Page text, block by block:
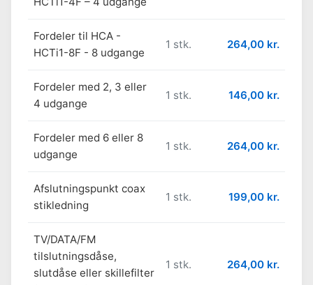
Fordeler til HCA -
HCTi1-8F - 8 udgange
1 stk. 264,00 kr.
Fordeler med 2, 3 eller
4 udgange
1 stk. 146,00 kr.
Fordeler med 6 eller 8
udgange
1 stk. 264,00 kr.
Afslutningspunkt coax
stikledning
1 stk. 199,00 kr.
TV/DATA/FM
tilslutningsdåse,
slutdåse eller skillefilter
1 stk. 264,00 kr.